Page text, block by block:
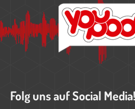
Folg uns auf Social Media!